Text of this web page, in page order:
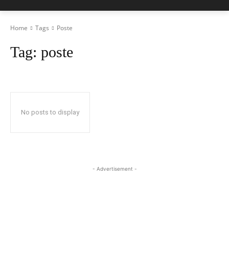
Home Tags Poste
Tag: poste
No posts to display
- Advertisement -